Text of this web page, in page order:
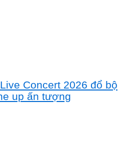
Concert 2026 đổ bộ
up ấn tượng